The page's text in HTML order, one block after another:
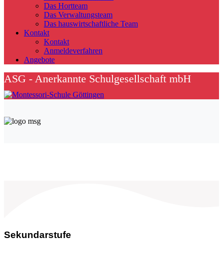
Das Hortteam
Das Verwaltungsteam
Das hauswirtschaftliche Team
Kontakt
Kontakt
Anmeldeverfahren
Angebote
ASG - Anerkannte Schulgesellschaft mbH
Sekundarstufe